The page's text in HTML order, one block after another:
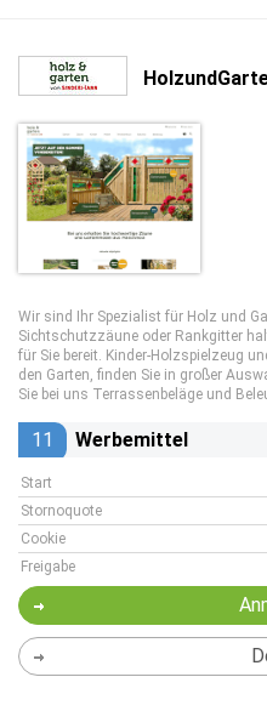
Wir sind Ihr Spezialist für Holz und
Sichtschutzzäune oder Rankgitter
für Sie bereit. Kinder-Holzspielzeug
den Garten, finden Sie in großer
Sie bei uns Terrassenbeläge und
11 Werbemittel
Start
Stornoquote
Cookie
Freigabe